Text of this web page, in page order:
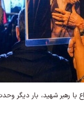
با رهبر شهید، بار دیگر